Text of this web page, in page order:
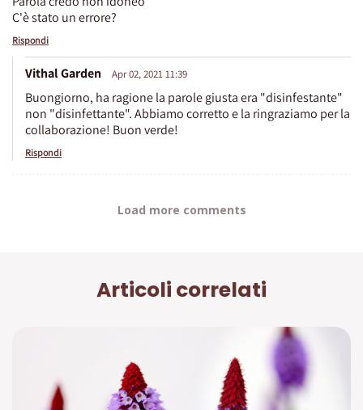
C'è stato un errore?
Rispondi
Vithal Garden Apr 02, 2021 11:39
Buongiorno, ha ragione la parole giusta era "disinfestante"
non "disinfettante". Abbiamo corretto e la ringraziamo per la
collaborazione! Buon verde!
Rispondi
Load more comments
Articoli correlati